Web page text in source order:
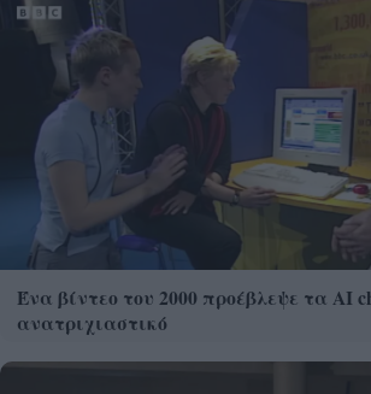
Ένα βίντεο του 2000 προέβλεψε τα AI
ανατριχιαστικό